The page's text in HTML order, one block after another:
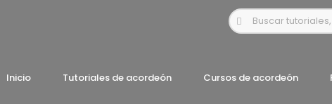
Inicio Tutoriales de acordeón Cursos de acordeón